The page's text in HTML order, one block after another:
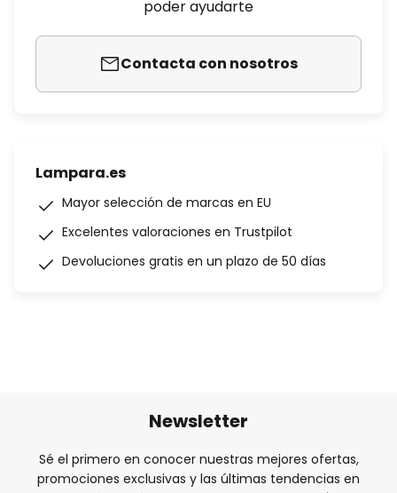
poder ayudarte
Contacta con nosotros
Lampara.es
Mayor selección de marcas en EU
Excelentes valoraciones en Trustpilot
Devoluciones gratis en un plazo de 50 días
Newsletter
Sé el primero en conocer nuestras mejores ofertas,
promociones exclusivas y las últimas tendencias en